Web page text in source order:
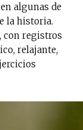
algunas de
la historia.
con registros
relajante,